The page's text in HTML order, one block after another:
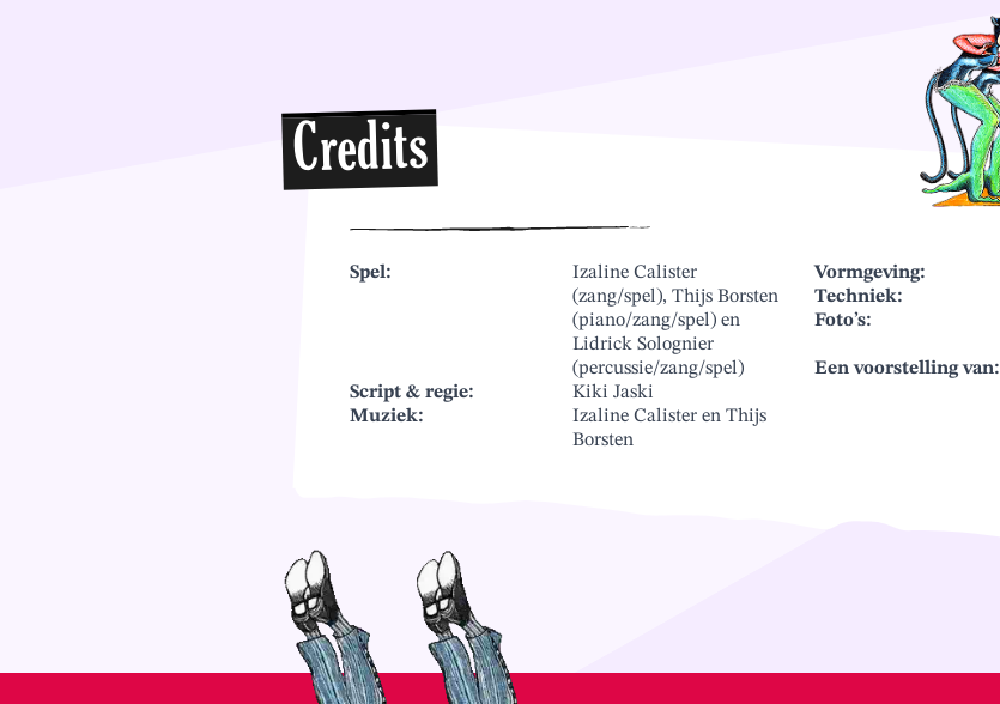
Credits
Spel:
Izaline Calister
(zang/spel), Thijs Borsten
(piano/zang/spel) en
Lidrick Solognier
(percussie/zang/spel)
Script & regie: Kiki Jaski
Muziek:
Izaline Calister en Thijs
Borsten
Vormgeving:
Techniek:
Foto’s:
Een voorstelling van: